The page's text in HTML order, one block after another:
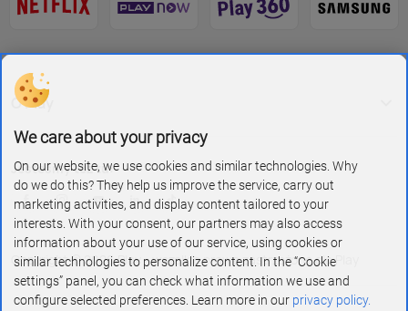
O Play
Jesteśmy też tu:
Copyright © 2026 Play - wszelkie prawa zastrzeżone dla Play
We care about your privacy
On our website, we use cookies and similar technologies. Why
do we do this? They help us improve the service, carry out
marketing activities, and display content tailored to your
interests. With your consent, our partners may also access
information about your use of our service, using cookies or
similar technologies to personalize content. In the “Cookie
settings” panel, you can check what information we use and
configure selected preferences. Learn more in our privacy policy.